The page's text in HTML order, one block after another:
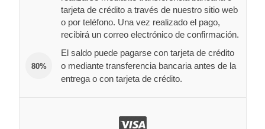
tarjeta de crédito a través de nuestro sitio web
o por teléfono. Una vez realizado el pago,
recibirá un correo electrónico de confirmación.
80%
El saldo puede pagarse con tarjeta de crédito
o mediante transferencia bancaria antes de la
entrega o con tarjeta de crédito.